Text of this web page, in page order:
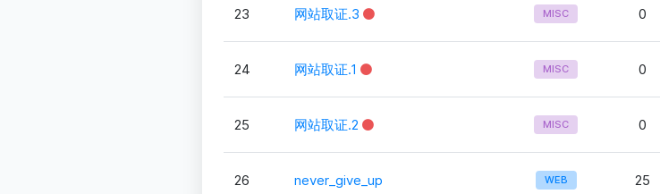
23 网站取证.3 MISC 0
24 网站取证.1 MISC 0
25 网站取证.2 MISC 0
26 never_give_up WEB 25